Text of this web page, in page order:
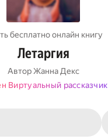
бесплатно онлайн книгу
Летаргия
Автор Жанна Декс
Виртуальный рассказчик